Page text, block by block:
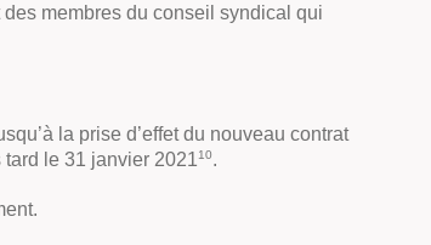
membres du conseil syndical qui
la prise d’effet du nouveau contrat
le 31 janvier 202110.